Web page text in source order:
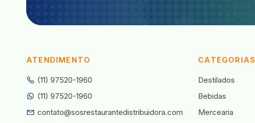
CATEGORIAS
Destilados
Bebidas
Mercearia
ATENDIMENTO
(11) 97520-1960
(11) 97520-1960
contato@sosrestaurantedistribuidora.com